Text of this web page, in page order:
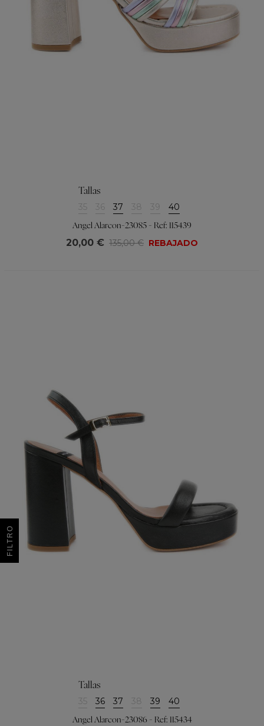
Tallas
35 36 37 38 39 40
Angel Alarcon-23085 - Ref: 115439
20,00 € 135,00 € REBAJADO
Tallas
35 36 37 38 39 40
Angel Alarcon-23086 - Ref: 115434
FILTRO